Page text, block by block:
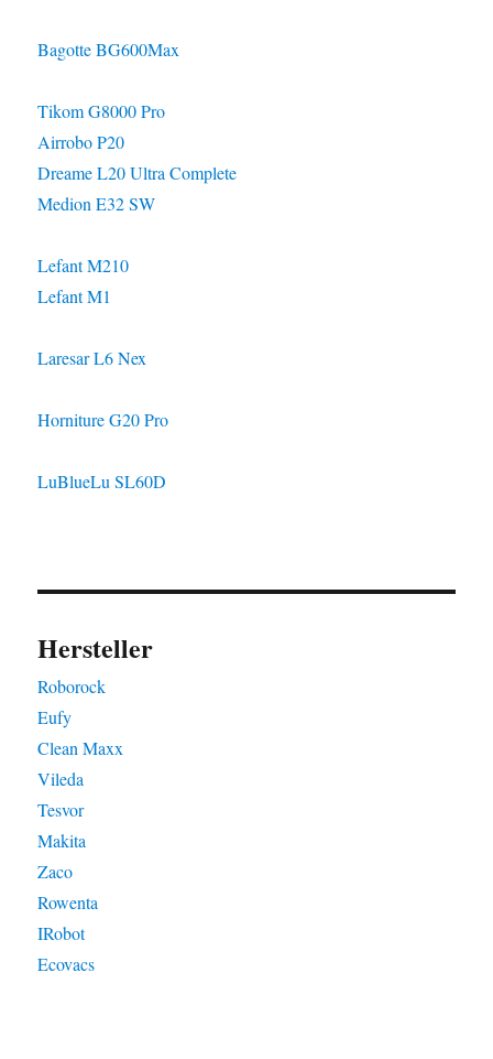
Bagotte BG600Max
Tikom G8000 Pro
Airrobo P20
Dreame L20 Ultra Complete
Medion E32 SW
Lefant M210
Lefant M1
Laresar L6 Nex
Horniture G20 Pro
LuBlueLu SL60D
Hersteller
Roborock
Eufy
Clean Maxx
Vileda
Tesvor
Makita
Zaco
Rowenta
IRobot
Ecovacs